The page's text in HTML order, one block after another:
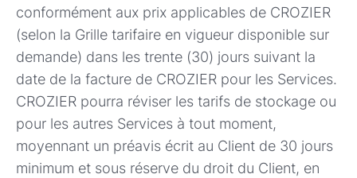
conformément aux prix applicables de CROZIER
(selon la Grille tarifaire en vigueur disponible sur
demande) dans les trente (30) jours suivant la
date de la facture de CROZIER pour les Services.
CROZIER pourra réviser les tarifs de stockage ou
pour les autres Services à tout moment,
moyennant un préavis écrit au Client de 30 jours
minimum et sous réserve du droit du Client, en